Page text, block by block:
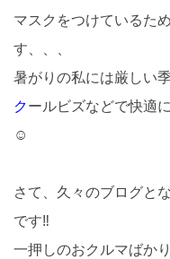
マスクをつけているた
す、、、
暑がりの私には厳しい
クールビズなどで快適
☺
さて、久々のブログと
です‼
一押しのおクルマばか